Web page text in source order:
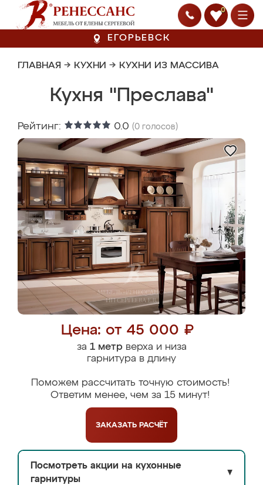
0
ЕГОРЬЕВСК
ГЛАВНАЯ → КУХНИ → КУХНИ ИЗ МАССИВА
Кухня "Преслава"
Рейтинг: 0.0 (0 голосов)
Цена: от 45 000 ₽
за 1 метрверха и низа
гарнитура в длину
Поможем рассчитать точную стоимость!
Ответим менее, чем за 15 минут!
ЗАКАЗАТЬ РАСЧЁТ
Посмотреть акции на кухонные
гарнитуры
▼